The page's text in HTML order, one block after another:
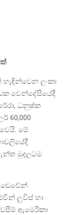
හැඳින්වෙන ලංකා
වෙන්දේසියේදී
ධනුෂ්ක
60,000
මේ
මුදලටම
ඩෙවේන්
ලුවිස් හා
ඇමෙරිකා